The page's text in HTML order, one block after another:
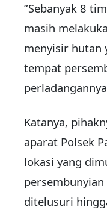
”Sebanyak 8
masih
menyisir hutan
tempat
Katanya,
aparat Polsek
lokasi yang
ditelusuri